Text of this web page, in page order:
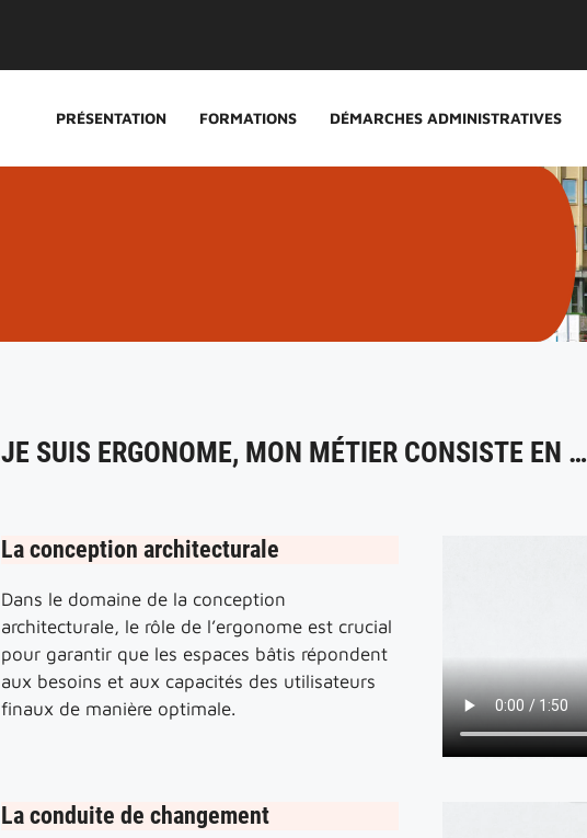
PRÉSENTATION FORMATIONS DÉMARCHES ADMINISTRATIVES
JE SUIS ERGONOME, MON MÉTIER CONSISTE EN …
La conception architecturale
Dans le domaine de la conception
architecturale, le rôle de l’ergonome est crucial
pour garantir que les espaces bâtis répondent
aux besoins et aux capacités des utilisateurs
finaux de manière optimale.
La conduite de changement